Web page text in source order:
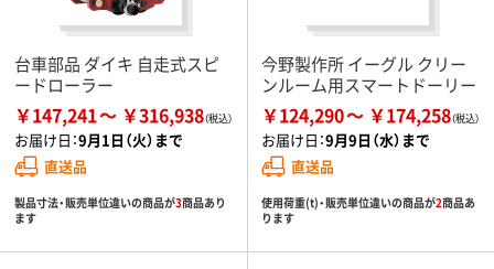
台車部品 ダイキ 自走式スピ
ードローラー
￥147,241 ￥316,938
お届け日：9月1日（火）まで
直送品
製品寸法・販売単位違いの商品が3商品あり
ます
今野製作所 イーグル クリー
ンルーム用スマートドーリー
￥124,290 ￥174,258
お届け日：9月9日（水）まで
直送品
使用荷重(t)・販売単位違いの商品が2商品あ
ります